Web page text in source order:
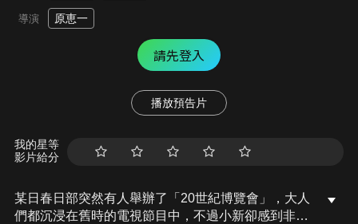
導演 原恵一
請先登入
播放預告片
我的星等
影片給分
某日春日部突然有人舉辦了「20世紀博覽會」，大人
們都沉浸在舊時的電視節目中，不過小新卻感到非常